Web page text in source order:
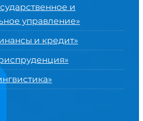
и
управление»
и кредит»